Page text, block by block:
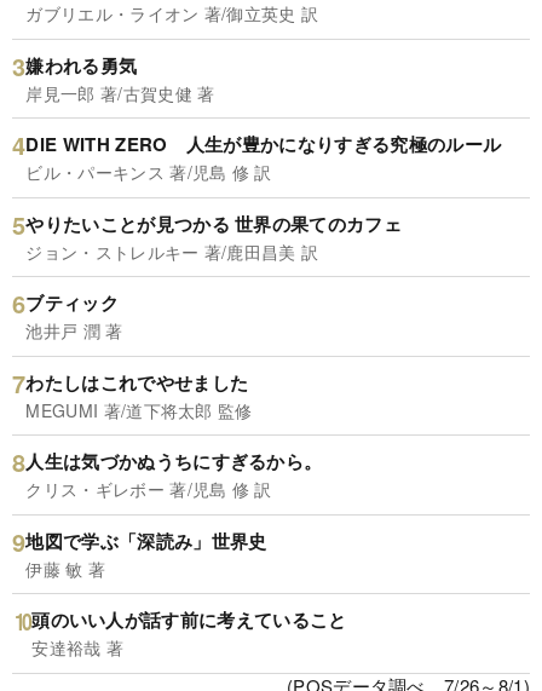
ガブリエル・ライオン 著/御立英史 訳
嫌われる勇気
岸見一郎 著/古賀史健 著
DIE WITH ZERO 人生が豊かになりすぎる究極のルール
ビル・パーキンス 著/児島 修 訳
やりたいことが見つかる 世界の果てのカフェ
ジョン・ストレルキー 著/鹿田昌美 訳
ブティック
池井戸 潤 著
わたしはこれでやせました
MEGUMI 著/道下将太郎 監修
人生は気づかぬうちにすぎるから。
クリス・ギレボー 著/児島 修 訳
地図で学ぶ「深読み」世界史
伊藤 敏 著
頭のいい人が話す前に考えていること
安達裕哉 著
(POSデータ調べ、7/26～8/1)